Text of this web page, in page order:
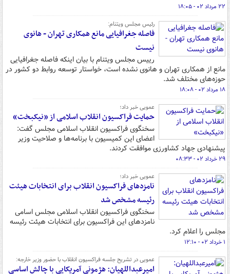
۲۲ مرداد ۰۲ - ۱۸:۰۵
رئیس مجلس ویتنام:
فاصله جغرافیایی مانع همکاری تهران - هانوی
نیست
رییس مجلس ویتنام با بیان اینکه فاصله جغرافیایی
مانع از همکاری تهران و هانوی نشده است، خواستار توسعه روابط دو کشور در
حوزه‌های مختلف شد.
۱۸ مرداد ۰۲ - ۱۸:۰۸
عمویی خبر داد؛
حمایت فراکسیون انقلاب اسلامی از «نیکبخت»
سخنگوی فراکسیون انقلاب اسلامی مجلس گفت:
اعضای این کمیسیون با برنامه‌ها و صلاحیت وزیر
پیشنهادی جهاد کشاورزی موافقت کردند.
۲۹ خرداد ۰۲ - ۰۸:۳۳
عمویی خبر داد؛
نامزدهای فراکسیون انقلاب برای انتخابات هیئت
رئیسه مشخص شد
سخنگوی فراکسیون انقلاب اسلامی مجلس اسامی
نامزدهای این فراکسیون برای انتخابات هیئت رئیسه
مجلس را اعلام کرد.
۱ خرداد ۰۲ - ۱۲:۱۰
عمویی در تشریح جلسه فراکسیون انقلاب با حضور وزیر خارجه:
امیرعبداللهیان: هژمونی آمریکایی با چالش اساسی